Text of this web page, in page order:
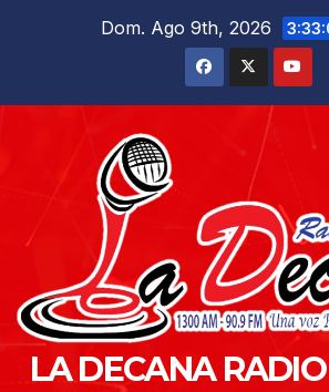
Dom. Ago 9th, 2026
LA DECANA